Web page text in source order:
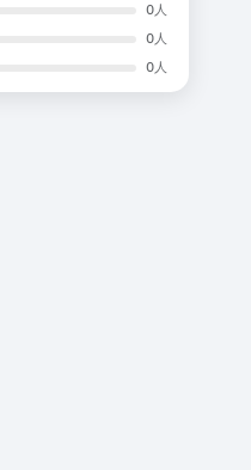
0人
0人
0人